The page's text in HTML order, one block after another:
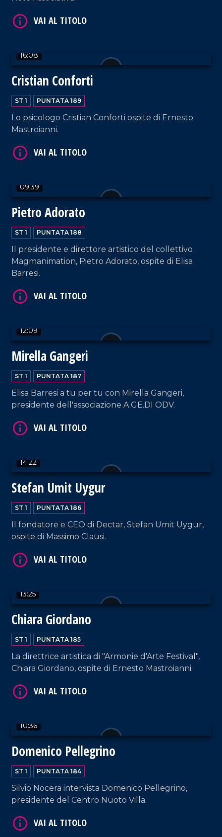
16:08
Cristian Conforti
ST 1 PUNTATA 189
Lo psicologo Cristian Conforti ospite di Ernesto
Mastroianni.
09:39
Pietro Adorato
ST 1 PUNTATA 188
Il presidente e direttore artistico del collettivo
Magmanimation, Pietro Adorato, ospite di Elisa
Barresi.
12:09
Mirella Gangeri
ST 1 PUNTATA 187
Elisa Barresi a tu per tu con Mirella Gangeri,
presidente dell'associazione A.GE.DI ODV.
14:22
Stefan Umit Uygur
ST 1 PUNTATA 186
Il fondatore e CEO di Dectar, Stefan Umit Uygur,
ospite di Massimo Clausi.
13:25
Chiara Giordano
ST 1 PUNTATA 185
La direttrice artistica di "Armonie d'Arte Festival",
Chiara Giordano, ospite di Ernesto Mastroianni.
10:36
Domenico Pellegrino
ST 1 PUNTATA 184
Silvio Nocera intervista Domenico Pellegrino,
presidente del Centro Nuoto Villa.
VAI AL TITOLO
VAI AL TITOLO
VAI AL TITOLO
VAI AL TITOLO
VAI AL TITOLO
VAI AL TITOLO